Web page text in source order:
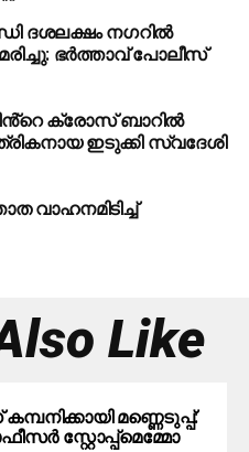
ദശലക്ഷം നഗറിൽ
മരിച്ചു: ഭർത്താവ് പോലീസ്
ക്രോസ് ബാറില്‍
ഇടുക്കി സ്വദേശി
വാഹനമിടിച്ച്
Like
മണ്ണെടുപ്പ്:
സ്റ്റോപ്പ്മെമ്മോ